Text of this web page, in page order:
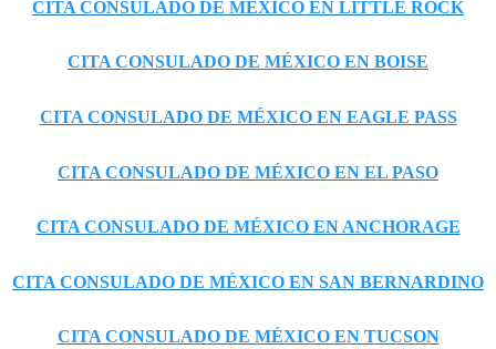
CITA CONSULADO DE MÉXICO EN LITTLE ROCK
CITA CONSULADO DE MÉXICO EN BOISE
CITA CONSULADO DE MÉXICO EN EAGLE PASS
CITA CONSULADO DE MÉXICO EN EL PASO
CITA CONSULADO DE MÉXICO EN ANCHORAGE
CITA CONSULADO DE MÉXICO EN SAN BERNARDINO
CITA CONSULADO DE MÉXICO EN TUCSON